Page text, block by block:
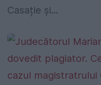
Casație și...